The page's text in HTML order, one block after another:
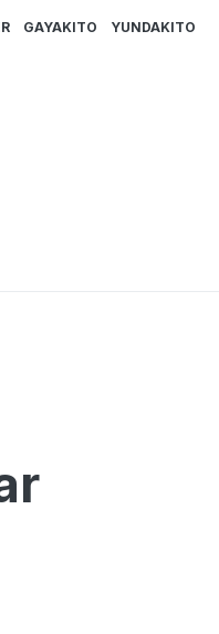
GAYAKITO YUNDAKITO